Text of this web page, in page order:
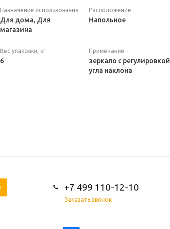
Назначение использования
Для дома, Для
магазина
Расположение
Напольное
Вес упаковки, кг
6
Примечание
зеркало с регулировкой
угла наклона
+7 499 110-12-10
Заказать звонок